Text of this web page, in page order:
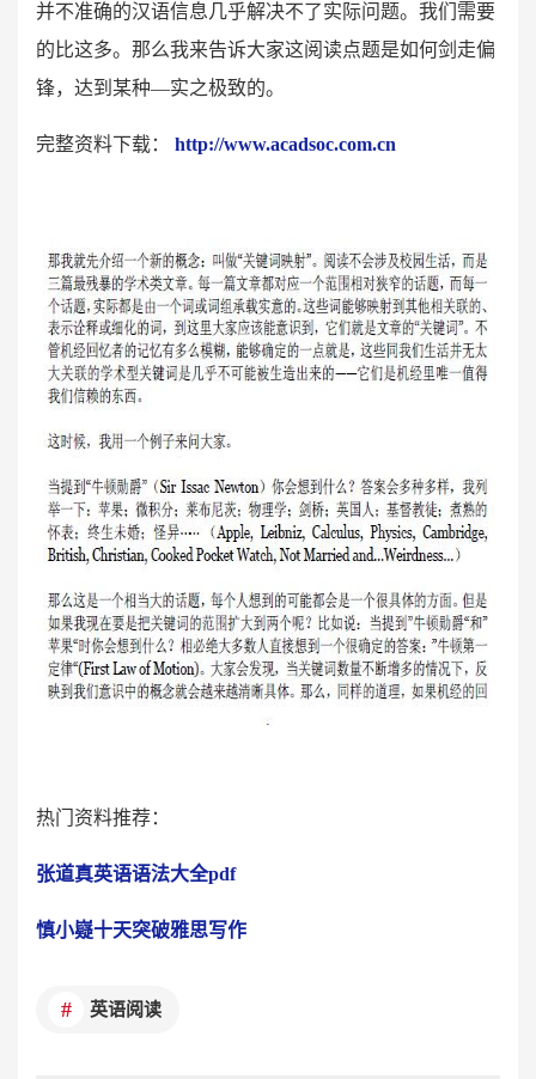
并不准确的汉语信息几乎解决不了实际问题。我们需要
的比这多。那么我来告诉大家这阅读点题是如何剑走偏
锋，达到某种―实之极致的。
完整资料下载： http://www.acadsoc.com.cn
热门资料推荐：
张道真英语语法大全pdf
慎小嶷十天突破雅思写作
英语阅读